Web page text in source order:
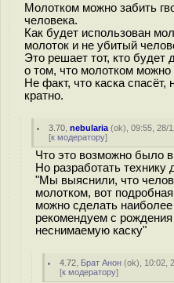
Молотком можно забить
человека.
Как будет использован
молоток и не убитый
Это решает тот, кто
о том, что молотком можно
Не факт, что каска спасёт,
кратно.
3.70 ,nebularia (ok), 09:55, 28/
[к модератору]
Что это возможно было
Но разработать технику
"Мы выяснили, что
молотком, вот
можно сделать
рекомендуем с
неснимаемую каску"
4.72 Брат Анон (ok), 10:02,
[к модератору]